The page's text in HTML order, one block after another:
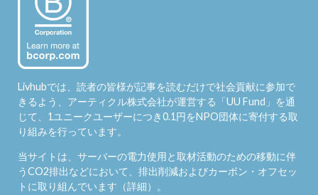
Livhubでは、読者の皆様が記事を読むだけで社会貢献に参加で
きるよう、アーティクル株式会社が運営する「UU Fund 」を通
じて、1ユニークユーザーにつき0.1円をNPO団体に寄付する取
り組みを行っています。
当サイトは、サーバーの電力使用と取材活動のための移動に伴
うCO2排出などにおいて、排出削減およびカーボン・オフセッ
トに取り組んでいます（詳細）。